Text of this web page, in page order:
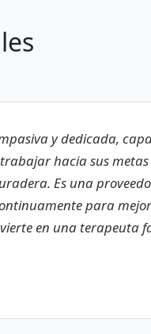
y dedicada,
hacia sus
Es una
para
en una terapeuta